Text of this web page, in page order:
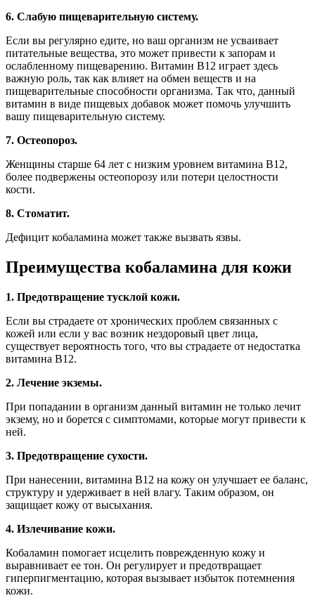
6. Слабую пищеварительную систему.
Если вы регулярно едите, но ваш организм не усваивает
питательные вещества, это может привести к запорам и
ослабленному пищеварению. Витамин B12 играет здесь
важную роль, так как влияет на обмен веществ и на
пищеварительные способности организма. Так что, данный
витамин в виде пищевых добавок может помочь улучшить
вашу пищеварительную систему.
7. Остеопороз.
Женщины старше 64 лет с низким уровнем витамина B12,
более подвержены остеопорозу или потери целостности
кости.
8. Стоматит.
Дефицит кобаламина может также вызвать язвы.
Преимущества кобаламина для кожи
1. Предотвращение тусклой кожи.
Если вы страдаете от хронических проблем связанных с
кожей или если у вас возник нездоровый цвет лица,
существует вероятность того, что вы страдаете от недостатка
витамина В12.
2. Лечение экземы.
При попадании в организм данный витамин не только лечит
экзему, но и борется с симптомами, которые могут привести к
ней.
3. Предотвращение сухости.
При нанесении, витамина B12 на кожу он улучшает ее баланс,
структуру и удерживает в ней влагу. Таким образом, он
защищает кожу от высыхания.
4. Излечивание кожи.
Кобаламин помогает исцелить поврежденную кожу и
выравнивает ее тон. Он регулирует и предотвращает
гиперпигментацию, которая вызывает избыток потемнения
кожи.